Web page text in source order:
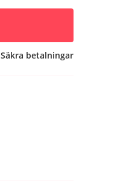
Säkra betalningar